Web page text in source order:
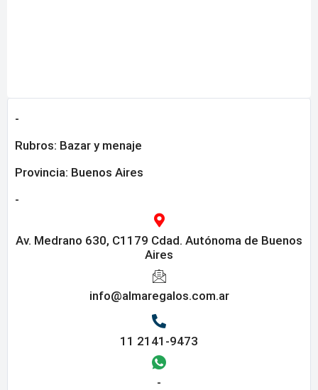
-
Rubros: Bazar y menaje
Provincia: Buenos Aires
-
Av. Medrano 630, C1179 Cdad. Autónoma de Buenos
Aires
info@almaregalos.com.ar
11 2141-9473
-